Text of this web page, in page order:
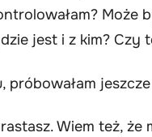
Może
jest i z kim? Czy
próbowałam
Wiem też,